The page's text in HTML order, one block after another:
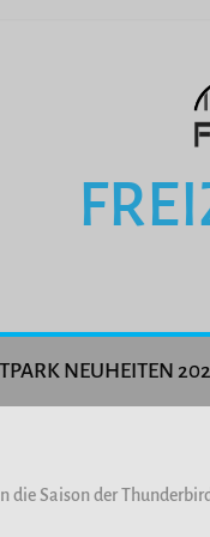
NEUHEITEN
die Saison der